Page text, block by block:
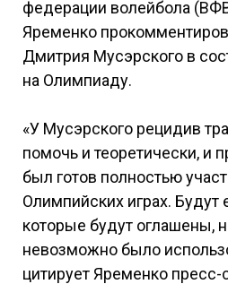
федерации волейбола
Яременко
Дмитрия Мусэрского в
на Олимпиаду.
«У Мусэрского рецидив
помочь и теоретически, и
был готов полностью
Олимпийских играх. Будут
которые будут оглашены,
невозможно было
цитирует Яременко пресс-